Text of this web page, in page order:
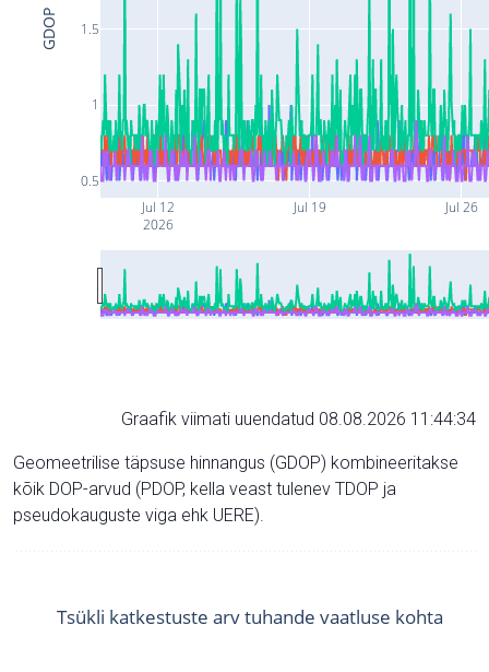
Jul 12
2026
Jul 19 Jul 26
0.5
1
1.5
GDOP
Graafik viimati uuendatud 08.08.2026 11:44:34
Geomeetrilise täpsuse hinnangus (GDOP) kombineeritakse
kõik DOP-arvud (PDOP, kella veast tulenev TDOP ja
pseudokauguste viga ehk UERE).
Tsükli katkestuste arv tuhande vaatluse kohta